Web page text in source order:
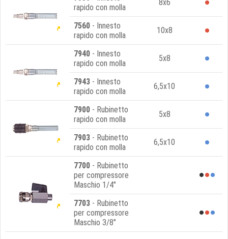
rapido con molla
8x6
7560 - Innesto
rapido con molla
10x8
7940 - Innesto
rapido con molla
5x8
7943 - Innesto
rapido con molla
6,5x10
7900 - Rubinetto
rapido con molla
5x8
7903 - Rubinetto
rapido con molla
6,5x10
7700 - Rubinetto
per compressore
Maschio 1/4"
7703 - Rubinetto
per compressore
Maschio 3/8"